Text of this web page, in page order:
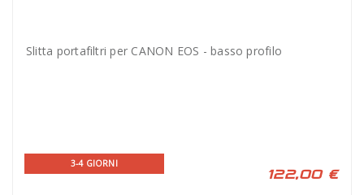
Slitta portafiltri per CANON EOS - basso profilo
3-4 GIORNI
122,00 €